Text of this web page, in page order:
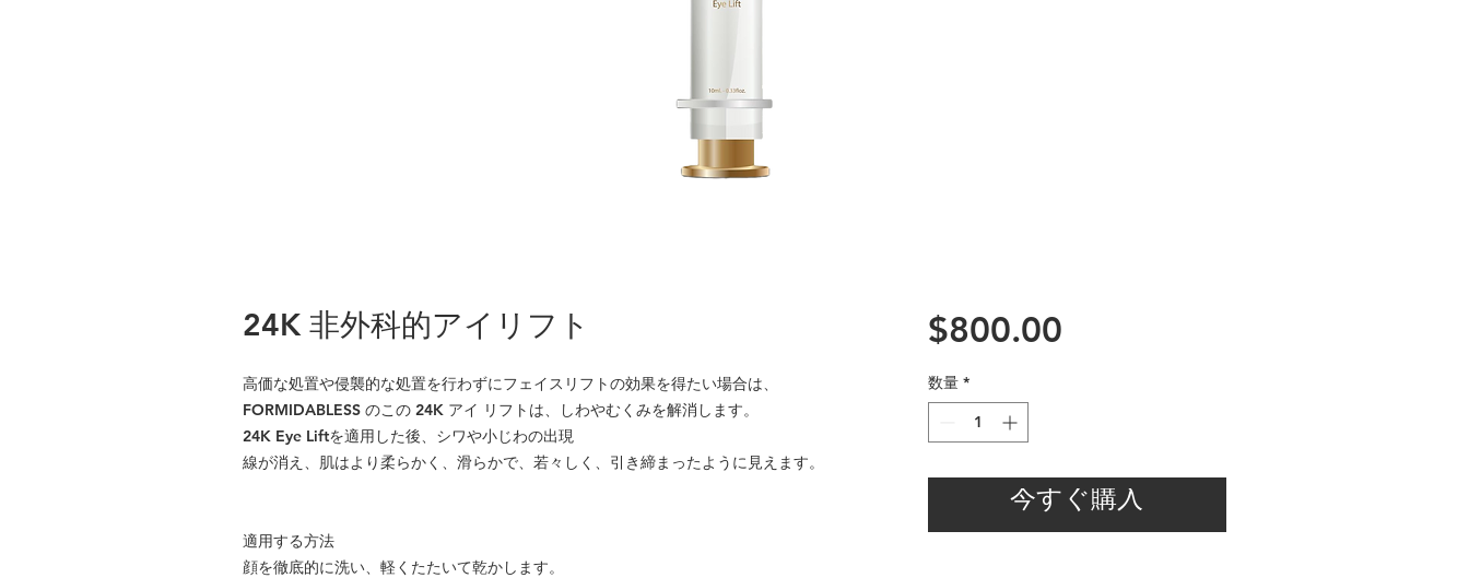
24K 非外科的アイリフト
高価な処置や侵襲的な処置を行わずにフェイスリフトの効果を得たい場合は、
FORMIDABLESS のこの 24K アイ リフトは、しわやむくみを解消します。
24K Eye Liftを適用した後、シワや小じわの出現
線が消え、肌はより柔らかく、滑らかで、若々しく、引き締まったように見えます。
適用する方法
顔を徹底的に洗い、軽くたたいて乾かします。
$800.00価
数量 *
今すぐ購入